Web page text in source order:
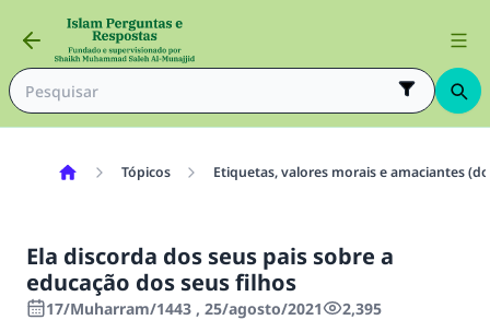
Tópicos Etiquetas, valores morais e amaciantes
Ela discorda dos seus pais sobre a
educação dos seus filhos
17/Muharram/1443 , 25/agosto/2021 2,395